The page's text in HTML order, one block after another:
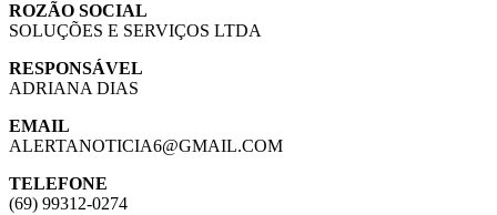
ROZÃO SOCIAL
SOLUÇÕES E SERVIÇOS LTDA
RESPONSÁVEL
ADRIANA DIAS
EMAIL
ALERTANOTICIA6@GMAIL.COM
TELEFONE
(69) 99312-0274